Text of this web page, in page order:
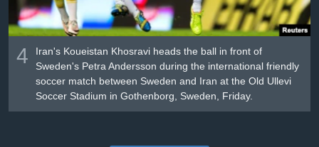
4
Iran's Koueistan Khosravi heads the ball in front of
Sweden's Petra Andersson during the international friendly
soccer match between Sweden and Iran at the Old Ullevi
Soccer Stadium in Gothenborg, Sweden, Friday.